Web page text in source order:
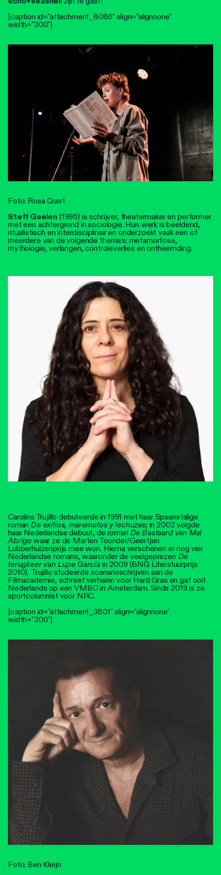
[caption id="attachment_8086" align="alignnone"
width="300"]
Foto: Rosa Quist
Steff Geelen (1995) is schrijver, theatermaker en performer
met een achtergrond in sociologie. Hun werk is beeldend,
ritualistisch en interdisciplinair en onderzoekt vaak een of
meerdere van de volgende thema’s: metamorfose,
mythologie, verlangen, controleverlies en ontheemding.
Carolina Trujillo debuteerde in 1991 met haar Spaanstalige
roman De exilios, maremotos y lechuzas; in 2002 volgde
haar Nederlandse debuut, de roman De Bastaard van Mal
Abrigo waar ze de Marten Toonder/Geertjan
Lubberhuizenprijs mee won. Hierna verschenen er nog vier
Nederlandse romans, waaronder de veelgeprezen De
terugkeer van Lupe García in 2009 (BNG Literatuurprijs
2010). Trujillo studeerde scenarioschrijven aan de
Filmacademie, schreef verhalen voor Hard Gras en gaf ooit
Nederlands op een VMBO in Amsterdam. Sinds 2019 is ze
sportcolumnist voor NRC.
[caption id="attachment_3801" align="alignnone"
width="300"]
Foto: Ben Kleijn